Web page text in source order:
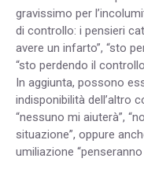
gravissimo per
di controllo: i pensieri
avere un infarto”, “sto
“sto perdendo il
In aggiunta, possono
indisponibilità dell’altro
“nessuno mi aiuterà”,
situazione”, oppure
umiliazione